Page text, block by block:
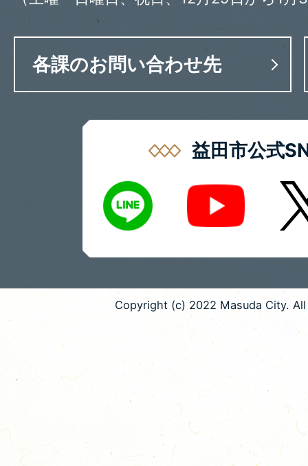
各課のお問い合わせ先
益田市公式
LINE
Youtube X
Copyright (c) 2022 Masuda City.